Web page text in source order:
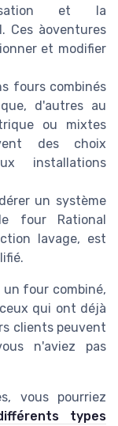
et la
Ces àoventures
et modifier
fours combinés
d'autres au
ou mixtes
des choix
installations
un système
four Rational
lavage, est
un four combiné,
qui ont déjà
clients peuvent
n'aviez pas
vous pourriez
types